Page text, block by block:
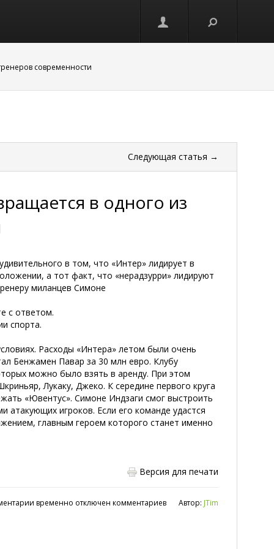
современности
Следующая статья →
в одного из
в том, что «Интер» лидирует в
а тот факт, что «нерадзурри» лидируют
миланцев Симоне
с ответом.
спорта.
Расходы «Интера» летом были очень
Бенжамен Павар за 30 млн евро. Клубу
можно было взять в аренду. При этом
Лукаку, Джеко. К середине первого круга
«Ювентус». Симоне Индзаги смог выстроить
игроков. Если его команде удастся
главным героем которого станет именно
Версия для печати
Автор: JTim
временно отключен комментариев